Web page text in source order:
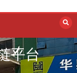
平台